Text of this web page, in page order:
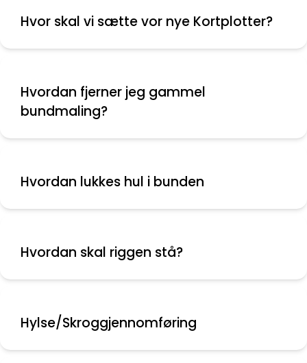
Hvor skal vi sætte vor nye Kortplotter?
Hvordan fjerner jeg gammel
bundmaling?
Hvordan lukkes hul i bunden
Hvordan skal riggen stå?
Hylse/Skroggjennomføring